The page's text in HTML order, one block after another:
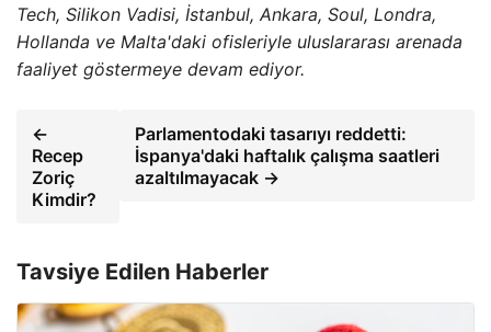
Tech, Silikon Vadisi, İstanbul, Ankara, Soul, Londra,
Hollanda ve Malta'daki ofisleriyle uluslararası arenada
faaliyet göstermeye devam ediyor.
←
Recep
Zoriç
Kimdir?
Parlamentodaki tasarıyı reddetti:
İspanya'daki haftalık çalışma saatleri
azaltılmayacak →
Tavsiye Edilen Haberler